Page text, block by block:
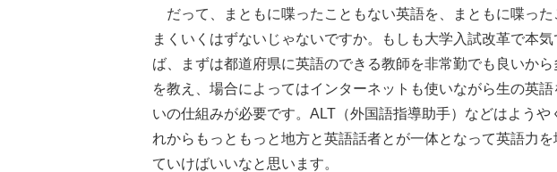
だって、まともに喋ったこともない英語を、まともに喋っ
まくいくはずないじゃないですか。もしも大学入試改革で本
ば、まずは都道府県に英語のできる教師を非常勤でも良いか
を教え、場合によってはインターネットも使いながら生の英
いの仕組みが必要です。ALT（外国語指導助手）などはよう
れからもっともっと地方と英語話者とが一体となって英語力
ていけばいいなと思います。